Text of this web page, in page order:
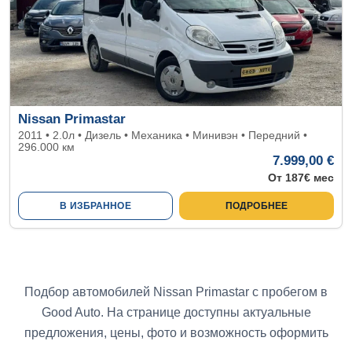
Nissan Primastar
2011 • 2.0л • Дизель • Механика • Минивэн • Передний •
296.000 км
7.999,00 €
От 187€ мес
В ИЗБРАННОЕ ПОДРОБНЕЕ
Подбор автомобилей Nissan Primastar с пробегом в
Good Auto. На странице доступны актуальные
предложения, цены, фото и возможность оформить